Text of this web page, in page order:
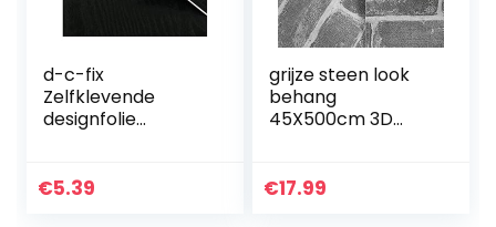
d-c-fix
Zelfklevende
designfolie
Blackwood 45 x
€5.39
grijze steen look
behang
45X500cm 3D
muursticker grijze
€17.99